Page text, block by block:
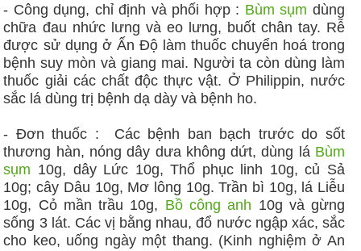
- Công dụng, chỉ định và phối hợp : Bùm sụm dùng
chữa đau nhức lưng và eo lưng, buốt chân tay. Rễ
được sử dụng ở Ấn Độ làm thuốc chuyển hoá trong
bệnh suy mòn và giang mai. Người ta còn dùng làm
thuốc giải các chất độc thực vật. Ở Philippin, nước
sắc lá dùng trị bệnh dạ dày và bệnh ho.
- Đơn thuốc : Các bệnh ban bạch trước do sốt
thương hàn, nóng dây dưa không dứt, dùng lá Bùm
sụm 10g, dây Lức 10g, Thổ phục linh 10g, củ Sả
10g; cây Dâu 10g, Mơ lông 10g. Trần bì 10g, lá Liễu
10g, Cỏ mần trầu 10g, Bồ công anh 10g và gừng
sống 3 lát. Các vị bằng nhau, đổ nước ngập xác, sắc
cho keo, uống ngày một thang. (Kinh nghiệm ở An